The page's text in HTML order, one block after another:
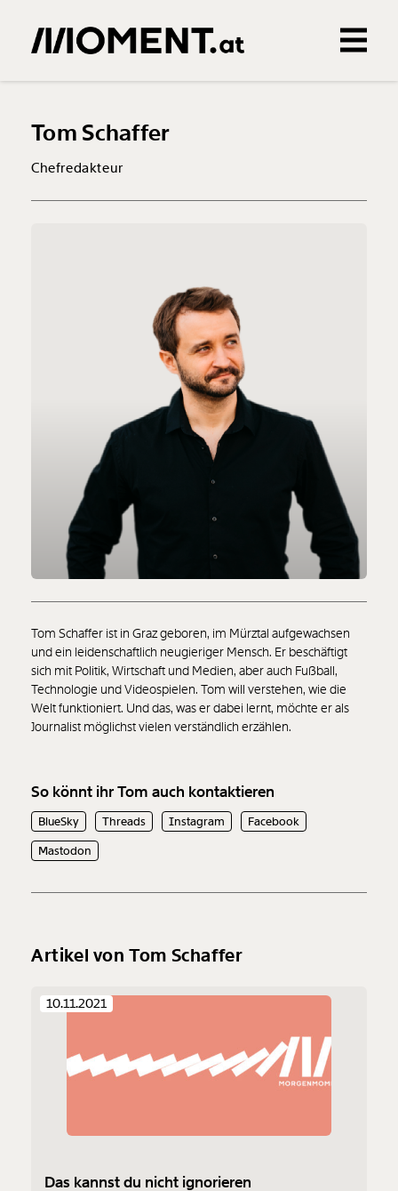
Tom Schaffer
Chefredakteur
Tom Schaffer ist in Graz geboren, im Mürztal aufgewachsen
und ein leidenschaftlich neugieriger Mensch. Er beschäftigt
sich mit Politik, Wirtschaft und Medien, aber auch Fußball,
Technologie und Videospielen. Tom will verstehen, wie die
Welt funktioniert. Und das, was er dabei lernt, möchte er als
Journalist möglichst vielen verständlich erzählen.
So könnt ihr Tom auch kontaktieren
BlueSky Threads Instagram
Facebook
Mastodon
Artikel von Tom Schaffer
10.11.2021
Das kannst du nicht ignorieren